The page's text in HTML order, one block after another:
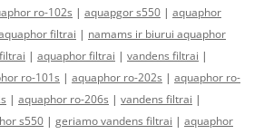
ro-102s | aquapgor s550 | aquaphor
filtrai | namams ir biurui aquaphor
| aquaphor filtrai | vandens filtrai |
ro-101s | aquaphor ro-202s | aquaphor ro-
| aquaphor ro-206s | vandens filtrai |
s550 | geriamo vandens filtrai | aquaphor